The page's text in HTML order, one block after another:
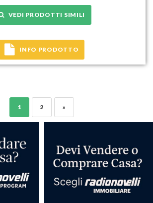
VEDI PRODOTTI SIMILI
INFO PRODOTTO
1 2 »